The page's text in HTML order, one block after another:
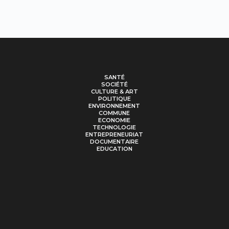
SANTÉ
SOCIÉTÉ
CULTURE & ART
POLITIQUE
ENVIRONNEMENT
COMMUNE
ECONOMIE
TECHNOLOGIE
ENTREPRENEURIAT
DOCUMENTAIRE
EDUCATION